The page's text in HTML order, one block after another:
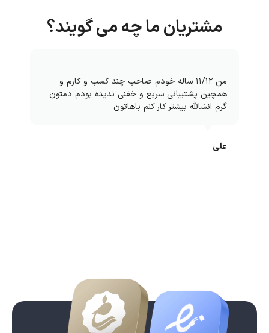
مشتریان ما چه می گویند؟
من ۱۱/۱۲ ساله خودم صاحب چند کسب و کارم و
همچین پشتیبانی سریع و خفنی ندیده بودم دمتون
گرم انشالله بیشتر کار کنم باهاتون
علی